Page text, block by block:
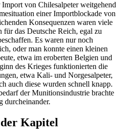
von Chilesalpeter weitgehend
einer Importblockade von
Konsequenzen waren viele
das Deutsche Reich, egal zu
Es waren nur noch
oder man konnte einen kleinen
etwa im eroberten Belgien und
des Krieges funktionierten die
etwa Kali- und Norgesalpeter,
auch diese wurden schnell knapp.
der Munitionsindustrie brachte
durcheinander.
der Kapitel